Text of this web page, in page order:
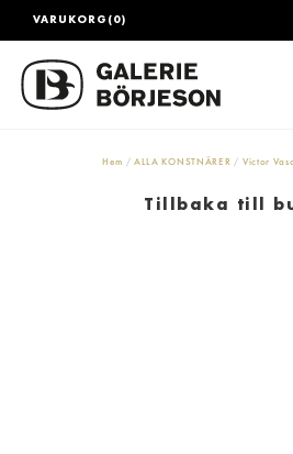
VARUKORG(0)
Hem ALLA KONSTNÄRER Victor
Tillbaka till